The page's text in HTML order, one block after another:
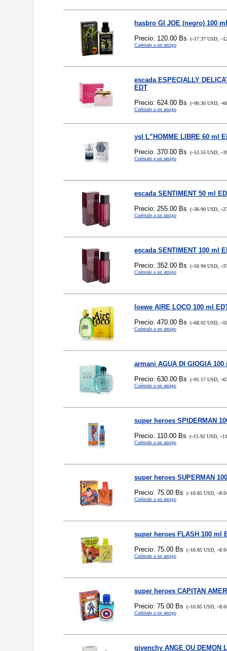
hasbro GI JOE (negro) 100
Precio: 120.00 Bs (~17.37 USD,
Cuéntale a un amigo
escada ESPECIALLY
EDT
Precio: 624.00 Bs (~90.30 USD,
Cuéntale a un amigo
ysl L”HOMME LIBRE 60 ml
Precio: 370.00 Bs (~53.55 USD,
Cuéntale a un amigo
escada SENTIMENT 50 ml
Precio: 255.00 Bs (~36.90 USD,
Cuéntale a un amigo
escada SENTIMENT 100 ml
Precio: 352.00 Bs (~50.94 USD,
Cuéntale a un amigo
loewe AIRE LOCO 100 ml
Precio: 470.00 Bs (~68.02 USD,
Cuéntale a un amigo
armani AGUA DI GIOGIA 100
Precio: 630.00 Bs (~91.17 USD,
Cuéntale a un amigo
super heroes SPIDERMAN
Precio: 110.00 Bs (~15.92 USD,
Cuéntale a un amigo
super heroes SUPERMAN
Precio: 75.00 Bs (~10.85 USD,
Cuéntale a un amigo
super heroes FLASH 100 ml
Precio: 75.00 Bs (~10.85 USD,
Cuéntale a un amigo
super heroes CAPITAN
Precio: 75.00 Bs (~10.85 USD,
Cuéntale a un amigo
givenchy ANGE OU DEMON